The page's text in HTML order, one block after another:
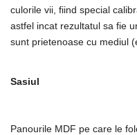
culorile vii, fiind special
astfel incat rezultatul sa fie
sunt prietenoase cu mediul
Sasiul
Panourile MDF pe care le